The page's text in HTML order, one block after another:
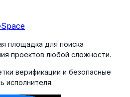
Space
площадка для поиска
проектов любой сложности.
верификации и безопасные
исполнителя.